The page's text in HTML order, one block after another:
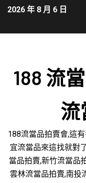
2026 年 8 月 6 日
188 流
流
188流當品拍賣會,這
宜流當品來這找就對
當品拍賣,新竹流當品
雲林流當品拍賣,南投